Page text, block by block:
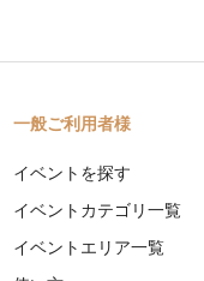
一般ご利用者様
イベントを探す
イベントカテゴリ一覧
イベントエリア一覧